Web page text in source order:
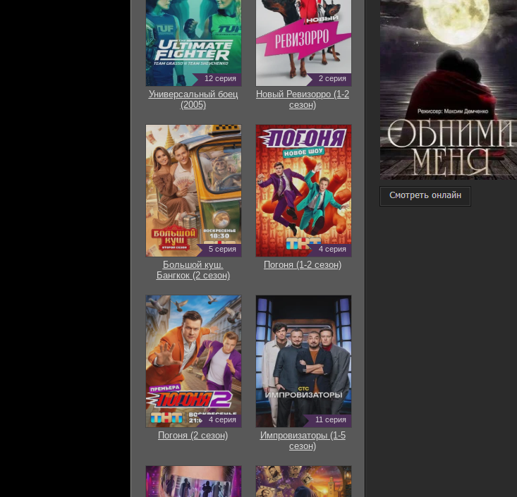
12 серия
Универсальный боец
(2005)
2 серия
Новый Ревизорро (1-2
сезон)
5 серия
Большой куш.
Бангкок (2 сезон)
4 серия
Погоня (1-2 сезон)
4 серия
Погоня (2 сезон)
11 серия
Импровизаторы (1-5
сезон)